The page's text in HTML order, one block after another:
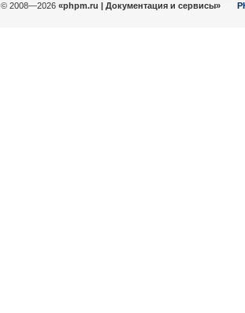
© 2008—2026 «phpm.ru | Документация и сервисы»